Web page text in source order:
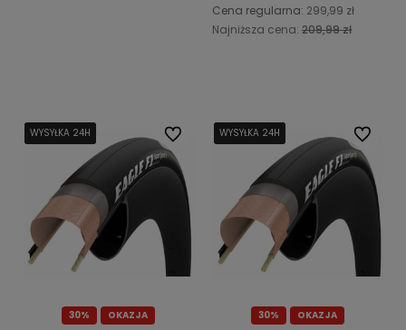
Cena regularna: 299,99 zł
Najniższa cena: 209,99 zł
30% OKAZJA
WYSYŁKA 24H
WYSYŁKA 24H
WYSYŁKA 24H
WYSYŁKA 24H Do ulubionych
30% OKAZJA
WYSYŁKA 24H
WYSYŁKA 24H
WYSYŁKA 24H
WYSYŁKA 24H Do